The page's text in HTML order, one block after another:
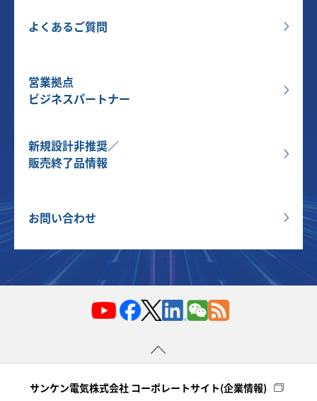
よくあるご質問
営業拠点
ビジネスパートナー
新規設計非推奨／
販売終了品情報
お問い合わせ
サンケン電気株式会社 コーポレートサイト(企業情報)